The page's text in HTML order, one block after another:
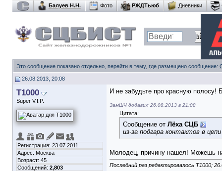
Балуев Н.Н. Фото РЖДТьюб Дневники
Это сообщение показано отдельно, перейти в тему, где размещено сообщение:
26.08.2013, 20:08
T1000
Super V.I.P.
Регистрация: 23.07.2011
Адрес: Москва
Возраст: 45
Сообщений: 2,803
И не забудьте про красную полосу!
ЗамШЧ добавил 26.08.2013 в 21:08
Цитата:
Сообщение от Лёха СЦБ
из-за подгара контактов в
Молодец, причину нашел! Можешь
Последний раз редактировалось T1000;